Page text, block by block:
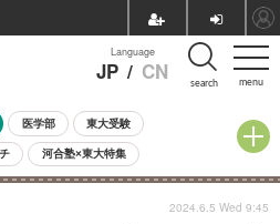
menu
Language
JP / CN search
医学部 東大受験
河合塾×東大特集
中学受験 小学校受験
2024.6.5 Wed 9:45